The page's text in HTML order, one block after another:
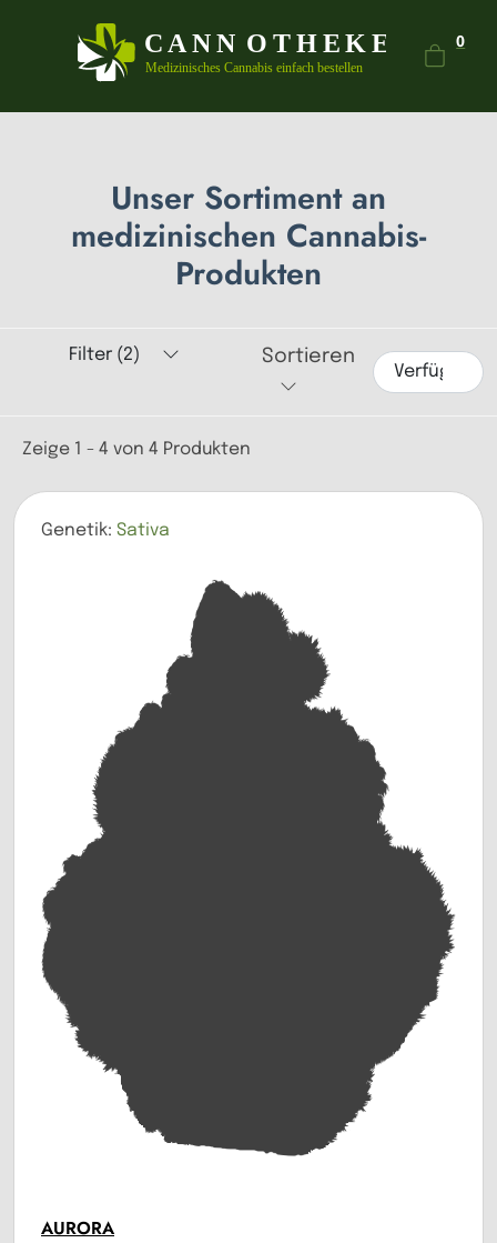
0
Unser Sortiment an
medizinischen Cannabis-
Produkten
Filter (2) Sortieren
Zeige 1 - 4 von 4 Produkten
Genetik: Sativa
AURORA